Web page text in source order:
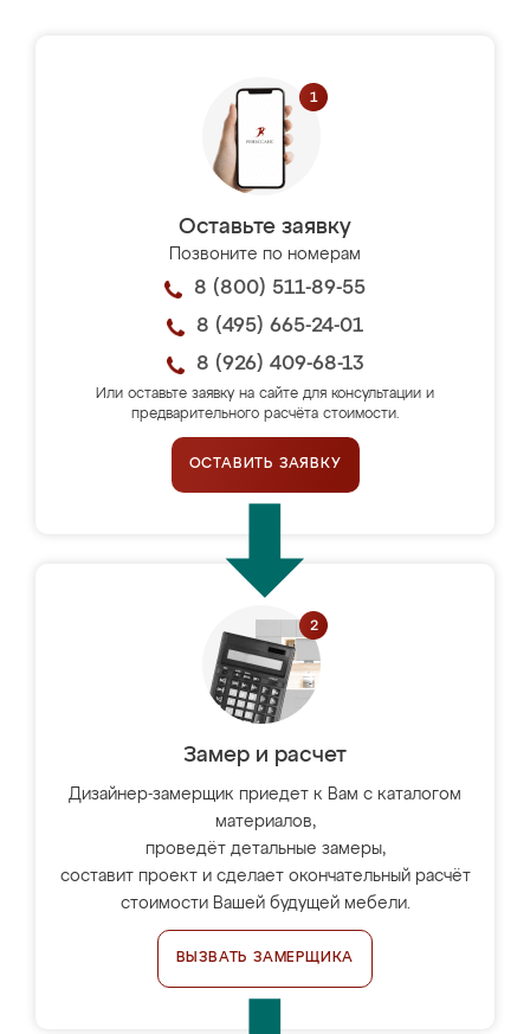
Оставьте заявку
Позвоните по номерам
8 (800) 511-89-55
8 (495) 665-24-01
8 (926) 409-68-13
Или оставьте заявку на сайте для консультации и
предварительного расчёта стоимости.
ОСТАВИТЬ ЗАЯВКУ
Замер и расчет
Дизайнер-замерщик приедет к Вам с каталогом
материалов,
проведёт детальные замеры,
составит проект и сделает окончательный расчёт
стоимости Вашей будущей мебели.
ВЫЗВАТЬ ЗАМЕРЩИКА